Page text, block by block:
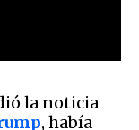
la noticia
, había